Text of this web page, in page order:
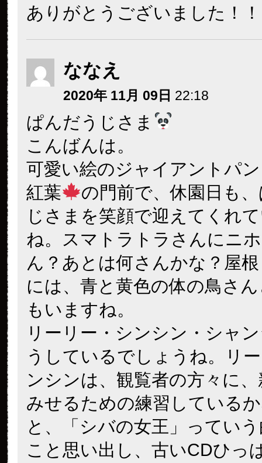
ありがとうございました！！
ななえ
2020年 11月 09日 22:18
ぱんだうじさま
こんばんは。
可愛い絵のジャイアントパ
紅葉
の門前で、休園日も
じさまを笑顔で迎えてくれ
ね。スマトラトラさんにニ
ん？あとは何さんかな？屋
には、青と黄色の体の鳥さ
もいますね。
リーリー・シンシン・シャ
うしているでしょうね。リ
ンシンは、観覧者の方々に
みせるための練習している
と、「シバの女王」ってい
こと思い出し、古いCDひっ